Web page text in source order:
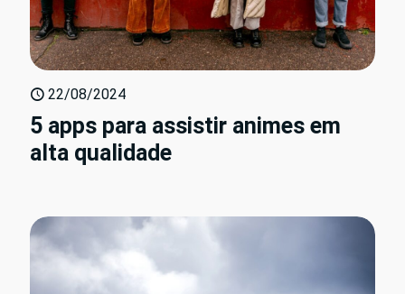
22/08/2024
5 apps para assistir animes em
alta qualidade